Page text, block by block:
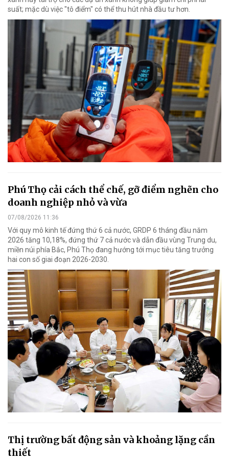
suất; mặc dù việc "tô điểm" có thể thu hút nhà đầu tư hơn.
Phú Thọ cải cách thể chế, gỡ điểm nghẽn cho
doanh nghiệp nhỏ và vừa
07/08/2026 11:36
Với quy mô kinh tế đứng thứ 6 cả nước, GRDP 6 tháng đầu năm
2026 tăng 10,18%, đứng thứ 7 cả nước và dẫn đầu vùng Trung du,
miền núi phía Bắc, Phú Thọ đang hướng tới mục tiêu tăng trưởng
hai con số giai đoạn 2026-2030.
Thị trường bất động sản và khoảng lặng cần
thiết